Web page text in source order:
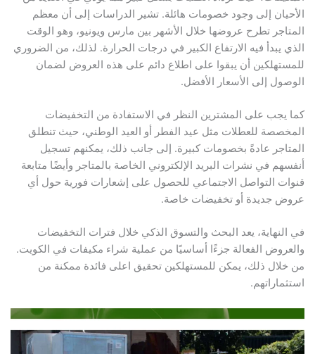
الأحيان إلى وجود خصومات هائلة. تشير الدراسات إلى أن معظم
المتاجر تطرح عروضها خلال الأشهر بين مارس ويونيو، وهو الوقت
الذي يبدأ فيه الارتفاع الكبير في درجات الحرارة. لذلك، من الضروري
للمستهلكين أن يبقوا على اطلاع دائم على هذه العروض لضمان
الوصول إلى الأسعار الأفضل.
كما يجب على المشترين النظر في الاستفادة من التخفيضات
المخصصة للعطلات مثل عيد الفطر أو العيد الوطني، حيث تنطلق
المتاجر عادةً بخصومات كبيرة. إلى جانب ذلك، يمكنهم تسجيل
أنفسهم في نشرات البريد الإلكتروني الخاصة بالمتاجر وأيضًا متابعة
قنوات التواصل الاجتماعي للحصول على إشعارات فورية حول أي
عروض جديدة أو تخفيضات خاصة.
في النهاية، يعد البحث والتسوق الذكي خلال فترات التخفيضات
والعروض الفعالة جزءًا أساسيًا من عملية شراء مكيفات في الكويت.
من خلال ذلك، يمكن للمستهلكين تحقيق اعلى فائدة ممكنة من
استثماراتهم.